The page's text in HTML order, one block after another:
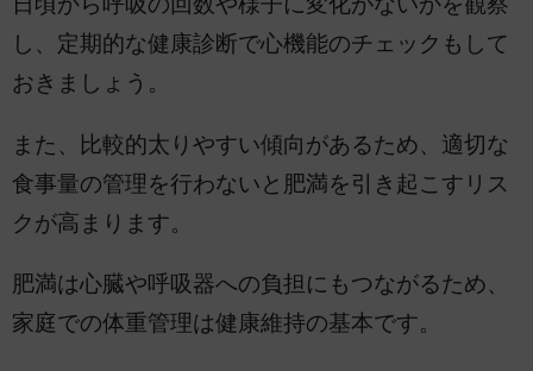
し、定期的な健康診断で心機能のチェックもして
おきましょう。
また、比較的太りやすい傾向があるため、適切な
食事量の管理を行わないと肥満を引き起こすリス
クが高まります。
肥満は心臓や呼吸器への負担にもつながるため、
家庭での体重管理は健康維持の基本です。